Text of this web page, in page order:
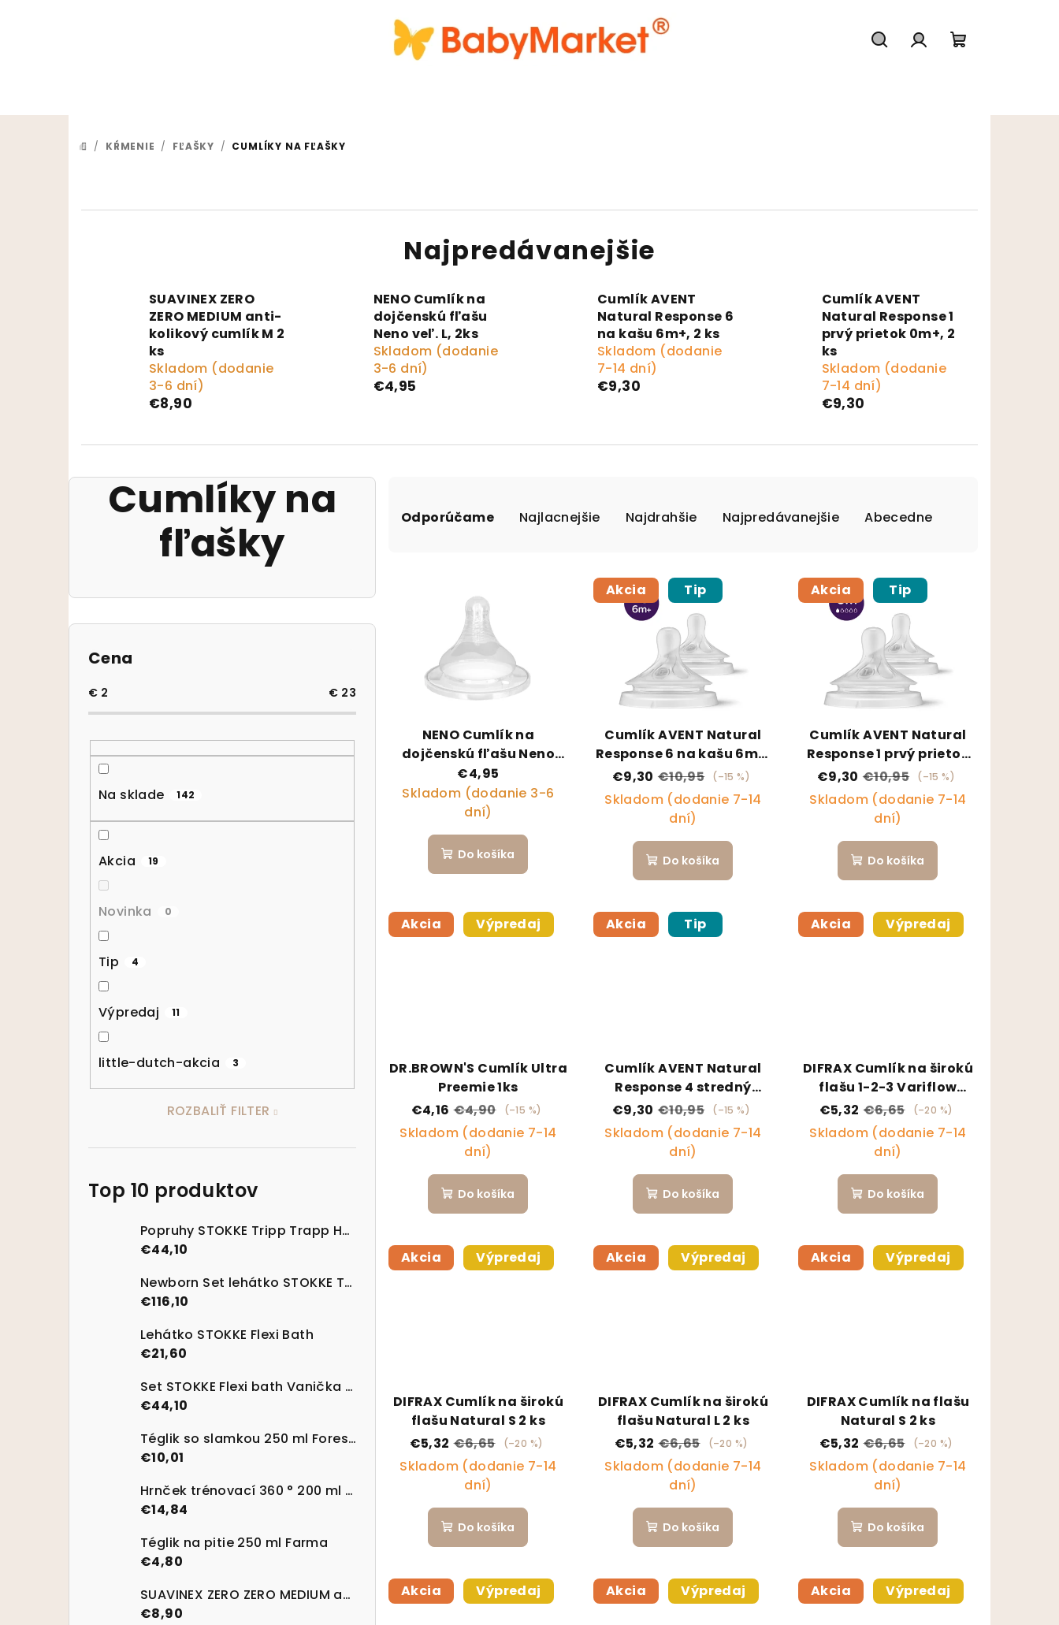
DOMOV
/ KŔMENIE / FĽAŠKY / CUMLÍKY NA FĽAŠKY
Najpredávanejšie
SUAVINEX ZERO
ZERO MEDIUM anti-
kolikový cumlík M 2
ks
Skladom (dodanie
3-6 dní)
€8,90
NENO Cumlík na
dojčenskú fľašu
Neno veľ. L, 2ks
Skladom (dodanie
3-6 dní)
€4,95
Cumlík AVENT
Natural Response 6
na kašu 6m+, 2 ks
Skladom (dodanie
7-14 dní)
€9,30
Cumlík AVENT
Natural Response 1
prvý prietok 0m+, 2
ks
Skladom (dodanie
7-14 dní)
€9,30
Cumlíky na
fľašky
Bočný panel
Cena
€ 2 € 23
Na sklade 142
Akcia 19
Novinka 0
Tip 4
Výpredaj 11
little-dutch-akcia 3
ROZBALIŤ FILTER
Top 10 produktov
Popruhy STOKKE Tripp Trapp Harness V2 - nová generácia
€44,10
Newborn Set lehátko STOKKE Tripp Trapp Vanilla White
€116,10
Lehátko STOKKE Flexi Bath
€21,60
Set STOKKE Flexi bath Vanička na kúpanie s termosenzitívnou nálepkou Transparent Green
€44,10
Téglik so slamkou 250 ml Forest Friends
€10,01
Hrnček trénovací 360 ° 200 ml 6m + Forest Friends
€14,84
Téglik na pitie 250 ml Farma
€4,80
SUAVINEX ZERO ZERO MEDIUM anti-kolikový cumlík M 2 ks
€8,90
Odporúčame Najlacnejšie Najdrahšie Najpredávanejšie Abecedne
Výpis produktov
NENO Cumlík na
dojčenskú fľašu Neno
veľ. L, 2ks
€4,95
Skladom (dodanie 3-6
dní)
Do košíka
Akcia Tip
Cumlík AVENT Natural
Response 6 na kašu 6m+,
2 ks
€9,30 €10,95 (–15 %)
Skladom (dodanie 7-14
dní)
Do košíka
Akcia Tip
Cumlík AVENT Natural
Response 1 prvý prietok
0m+, 2 ks
€9,30 €10,95 (–15 %)
Skladom (dodanie 7-14
dní)
Do košíka
Akcia Výpredaj
DR.BROWN'S Cumlík Ultra
Preemie 1ks
€4,16 €4,90 (–15 %)
Skladom (dodanie 7-14
dní)
Do košíka
Akcia Tip
Cumlík AVENT Natural
Response 4 stredný
prietok 3m+, 2 ks
€9,30 €10,95 (–15 %)
Skladom (dodanie 7-14
dní)
Do košíka
Akcia Výpredaj
DIFRAX Cumlík na širokú
flašu 1-2-3 Variflow
Natural 2 ks
€5,32 €6,65 (–20 %)
Skladom (dodanie 7-14
dní)
Do košíka
Akcia Výpredaj
DIFRAX Cumlík na širokú
flašu Natural S 2 ks
€5,32 €6,65 (–20 %)
Skladom (dodanie 7-14
dní)
Do košíka
Akcia Výpredaj
DIFRAX Cumlík na širokú
flašu Natural L 2 ks
€5,32 €6,65 (–20 %)
Skladom (dodanie 7-14
dní)
Do košíka
Akcia Výpredaj
DIFRAX Cumlík na flašu
Natural S 2 ks
€5,32 €6,65 (–20 %)
Skladom (dodanie 7-14
dní)
Do košíka
Akcia Výpredaj Akcia Výpredaj Akcia Výpredaj